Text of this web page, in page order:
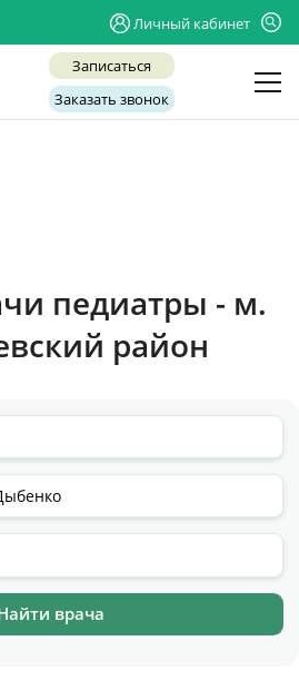
Личный кабинет
Записаться
Заказать звонок
педиатры - м.
район